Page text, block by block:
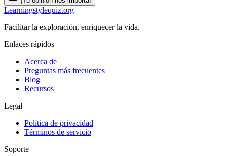
Learningstylequiz.org
Facilitar la exploración, enriquecer la vida.
Enlaces rápidos
Acerca de
Preguntas más frecuentes
Blog
Recursos
Legal
Política de privacidad
Términos de servicio
Soporte